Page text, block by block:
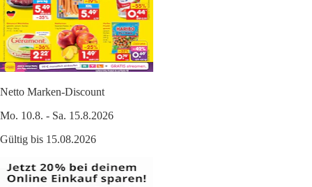
Netto Marken-Discount
Mo. 10.8. - Sa. 15.8.2026
Gültig bis 15.08.2026